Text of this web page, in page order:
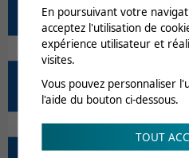
En poursuivant votre
acceptez l'utilisation de
expérience utilisateur et
visites.
Vous pouvez personnaliser
l'aide du bouton ci-dessous.
TOUT